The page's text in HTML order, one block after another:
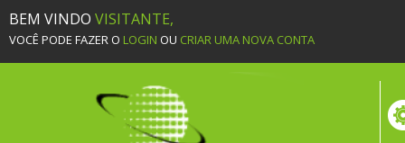
BEM VINDO VISITANTE,
VOCÊ PODE FAZER O LOGIN OU CRIAR UMA NOVA CONTA